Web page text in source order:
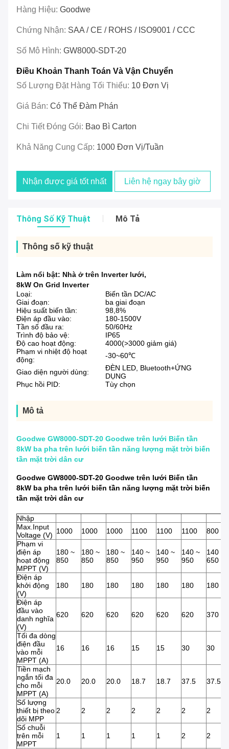
Hàng Hiệu: Goodwe
Chứng Nhận: SAA / CE / ROHS / ISO9001 / CCC
Số Mô Hình: GW8000-SDT-20
Điều Khoản Thanh Toán Và Vận Chuyển
Số Lượng Đặt Hàng Tối Thiểu: 10 Đơn Vị
Giá Bán: Có Thể Đàm Phán
Chi Tiết Đóng Gói: Bao Bì Carton
Khả Năng Cung Cấp: 1000 Đơn Vị/tuần
Nhận được giá tốt nhất Liên hệ ngay bây giờ
Thông Số Kỹ Thuật Mô Tả
Thông số kỹ thuật
Làm nổi bật: Nhà ở trên Inverter lưới,
8kW On Grid Inverter
Loại:
Biến tần DC/AC
Giai đoạn:
ba giai đoạn
Hiệu suất biến tần:
98,8%
Điện áp đầu vào:
180-1500V
Tần số đầu ra:
50/60Hz
Trình độ bảo vệ:
IP65
Độ cao hoạt động:
4000(>3000 giảm giá)
Phạm vi nhiệt độ hoạt
động:
-30~60℃
Giao diện người dùng:
ĐÈN LED, Bluetooth+ỨNG
DỤNG
Phục hồi PID:
Tùy chọn
Mô tả
Goodwe GW8000-SDT-20 Goodwe trên lưới Biến tần
8kW ba pha trên lưới biến tần năng lượng mặt trời biến
tần mặt trời dân cư
Goodwe GW8000-SDT-20 Goodwe trên lưới Biến tần
8kW ba pha trên lưới biến tần năng lượng mặt trời biến
tần mặt trời dân cư
Nhập
Max.Input
Voltage (V) 1000 1000 1000 1100 1100 1100
800
Phạm vi
điện áp
hoạt động
MPPT (V)
180 ~
850
180 ~
850
180 ~
850
140 ~
950
140 ~
950
140 ~
950
140 ~
650
Điện áp
khởi động
(V)
180 180 180 180 180 180 180
Điện áp
đầu vào
danh nghĩa
(V)
620 620 620 620 620 620 370
Tối đa dòng
điện đầu
vào mỗi
MPPT (A)
16 16 16 15 15 30 30
Tiền mạch
ngắn tối đa
cho mỗi
MPPT (A)
20.0 20.0 20.0 18.7 18.7 37.5 37.5
Số lượng
thiết bị theo
dõi MPP
2 2 2 2 2 2 2
Số chuỗi
trên mỗi
MPPT
1 1 1 1 1 2 2